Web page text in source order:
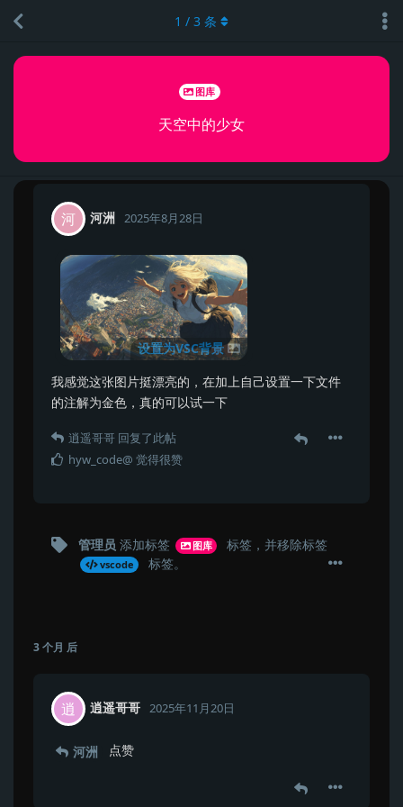
图库
天空中的少女
1 / 3 条
河 河洲 2025年8月28日
设置为VSC背景
我感觉这张图片挺漂亮的，在加上自己设置一下文件
的注解为金色，真的可以试一下
逍遥哥哥 回复了此帖
hyw_code@ 觉得很赞
管理员 添加标签 图库 标签 ，并移除标签
vscode 标签。
3 个月 后
逍 逍遥哥哥 2025年11月20日
河洲 点赞